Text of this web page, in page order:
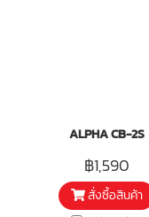
ALPHA CB-2S
฿1,590
สั่งซื้อสินค้า